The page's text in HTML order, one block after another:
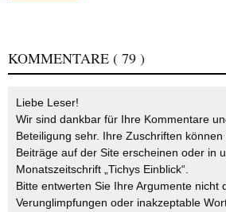
KOMMENTARE ( 79 )
Liebe Leser!
Wir sind dankbar für Ihre Kommentare
Beteiligung sehr. Ihre Zuschriften
Beiträge auf der Site erscheinen oder in
Monatszeitschrift „Tichys Einblick“.
Bitte entwerten Sie Ihre Argumente nicht
Verunglimpfungen oder inakzeptable